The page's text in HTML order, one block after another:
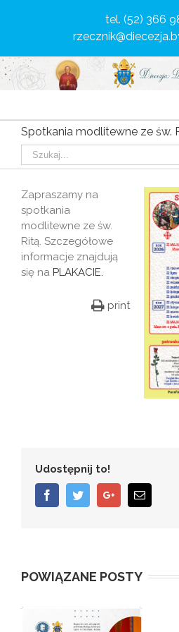
tel. (52) 366
Spotkania modlitewne ze św.
Zapraszamy na
spotkania
modlitewne ze św.
Ritą. Szczegółowe
informacje znajdują
się na PLAKACIE.
print
Udostępnij to!
FacebookTwitterGoogle+Email
POWIĄZANE POSTY